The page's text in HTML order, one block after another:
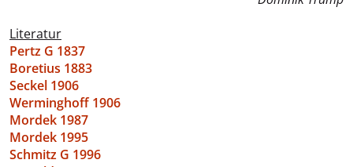
Literatur
Pertz G 1837
Boretius 1883
Seckel 1906
Werminghoff 1906
Mordek 1987
Mordek 1995
Schmitz G 1996